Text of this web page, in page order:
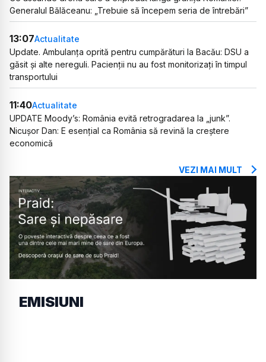
Generalul Bălăceanu: „Trebuie să începem seria de întrebări”
13:07Actualitate
Update. Ambulanța oprită pentru cumpărături la Bacău: DSU a
găsit și alte nereguli. Pacienții nu au fost monitorizați în timpul
transportului
11:40Actualitate
UPDATE Moody’s: România evită retrogradarea la „junk”.
Nicușor Dan: E esențial ca România să revină la creștere
economică
VEZI MAI MULT
EMISIUNI